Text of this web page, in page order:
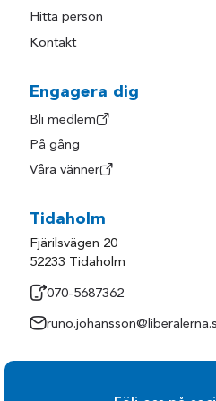
Hitta person
Kontakt
Engagera dig
Bli medlem
På gång
Våra vänner
Tidaholm
Fjärilsvägen 20
52233 Tidaholm
070-5687362